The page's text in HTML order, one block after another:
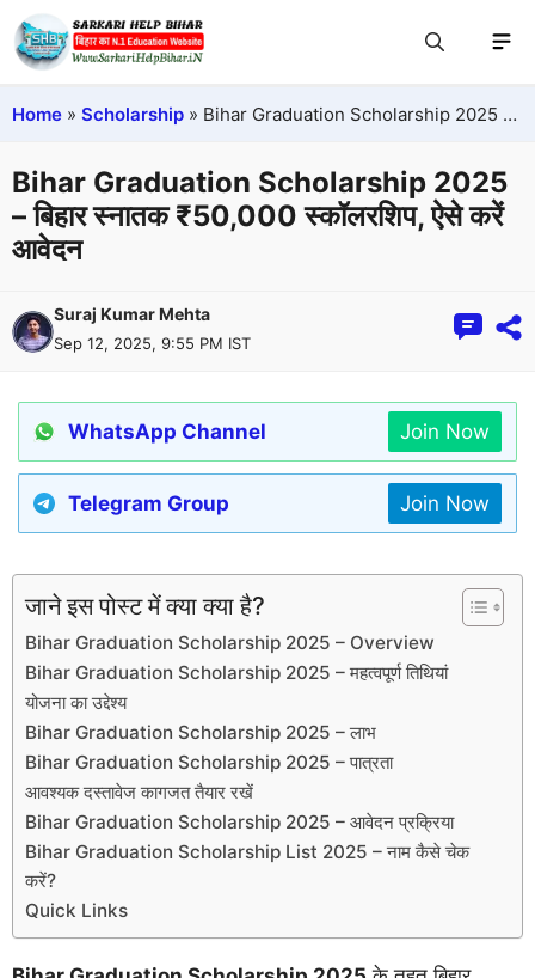
Home » Scholarship » Bihar Graduation Scholarship 2025 – बिहार स्नातक ₹50,000 स्कॉलरशिप, ऐसे करें आवेदन
Bihar Graduation Scholarship 2025
– बिहार स्नातक ₹50,000 स्कॉलरशिप, ऐसे करें
आवेदन
Suraj Kumar Mehta
Sep 12, 2025, 9:55 PM IST
WhatsApp Channel Join Now
Telegram Group Join Now
जाने इस पोस्ट में क्या क्या है?
Bihar Graduation Scholarship 2025 – Overview
Bihar Graduation Scholarship 2025 – महत्वपूर्ण तिथियां
योजना का उद्देश्य
Bihar Graduation Scholarship 2025 – लाभ
Bihar Graduation Scholarship 2025 – पात्रता
आवश्यक दस्तावेज कागजत तैयार रखें
Bihar Graduation Scholarship 2025 – आवेदन प्रक्रिया
Bihar Graduation Scholarship List 2025 – नाम कैसे चेक
करें?
Quick Links